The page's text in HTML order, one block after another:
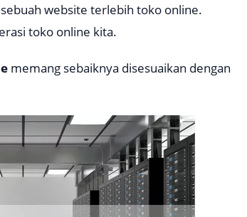
website terlebih toko online.
toko online kita.
memang sebaiknya disesuaikan dengan